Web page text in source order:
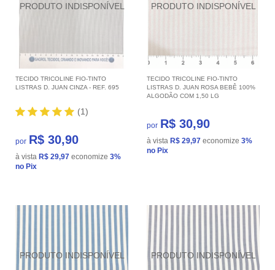
TECIDO TRICOLINE FIO-TINTO
LISTRAS D. JUAN CINZA - REF. 695
(1)
por R$ 30,90
à vista R$ 29,97 economize 3%
no Pix
TECIDO TRICOLINE FIO-TINTO
LISTRAS D. JUAN ROSA BEBÊ 100%
ALGODÃO COM 1,50 LG
por R$ 30,90
à vista R$ 29,97 economize 3%
no Pix